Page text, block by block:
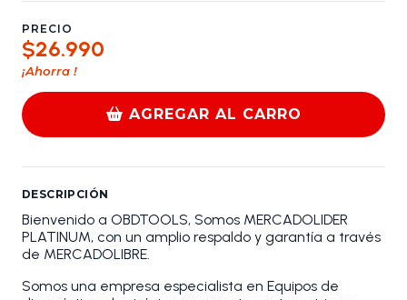
PRECIO
$26.990
¡Ahorra !
AGREGAR AL CARRO
DESCRIPCIÓN
Bienvenido a OBDTOOLS, Somos MERCADOLIDER
PLATINUM, con un amplio respaldo y garantía a través
de MERCADOLIBRE.
Somos una empresa especialista en Equipos de